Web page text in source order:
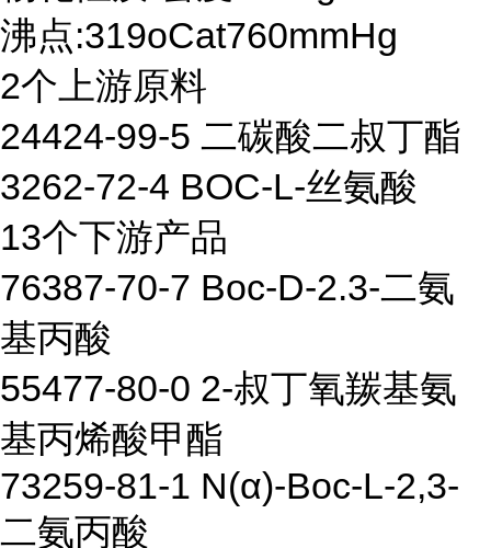
沸点:319oCat760mmHg
2个上游原料
24424-99-5 二碳酸二叔丁酯
3262-72-4 BOC-L-丝氨酸
13个下游产品
76387-70-7 Boc-D-2.3-二氨
基丙酸
55477-80-0 2-叔丁氧羰基氨
基丙烯酸甲酯
73259-81-1 N(α)-Boc-L-2,3-
二氨丙酸